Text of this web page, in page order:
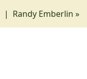
| Randy Emberlin »